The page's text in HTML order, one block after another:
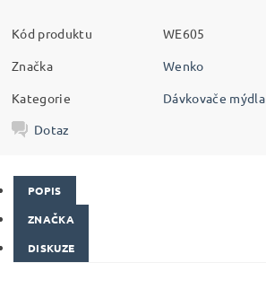
Kód produktu
WE605
Značka
Wenko
Kategorie
Dávkovače mýdla
Dotaz
POPIS
ZNAČKA
DISKUZE